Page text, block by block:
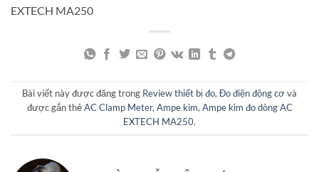
EXTECH MA250
Bài viết này được đăng trong Review thiết bị đo, Đo điện động cơvà
được gắn thẻAC Clamp Meter, Ampe kìm, Ampe kìm đo dòng AC
EXTECH MA250.